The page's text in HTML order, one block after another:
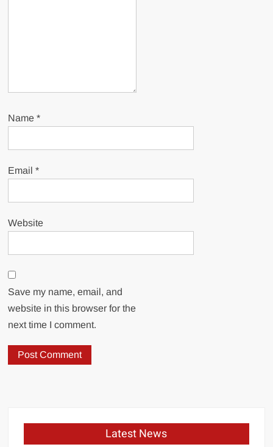
Name*
Email*
Website
Save my name, email, and
website in this browser for the
next time I comment.
Latest News